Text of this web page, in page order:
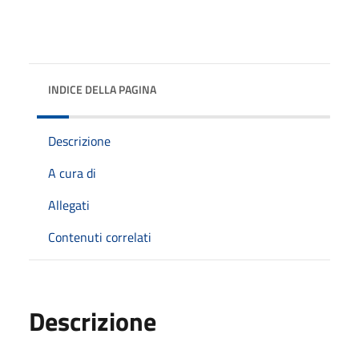
INDICE DELLA PAGINA
Descrizione
A cura di
Allegati
Contenuti correlati
Descrizione